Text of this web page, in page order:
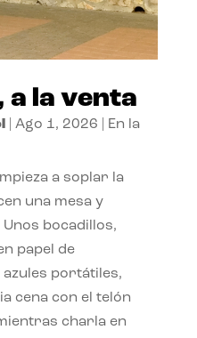
a la venta
| Ago 1, 2026
En la
a soplar la
una mesa y
bocadillos,
papel de
azules portátiles,
cena con el telón
charla en